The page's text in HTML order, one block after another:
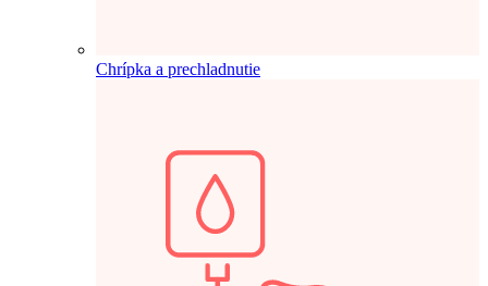
Chrípka a prechladnutie